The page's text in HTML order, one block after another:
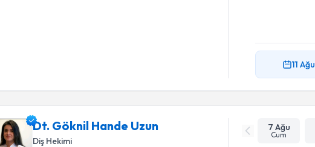
11 Ağu
Dt. Göknil Hande Uzun
Diş Hekimi
7 Ağu
Cum